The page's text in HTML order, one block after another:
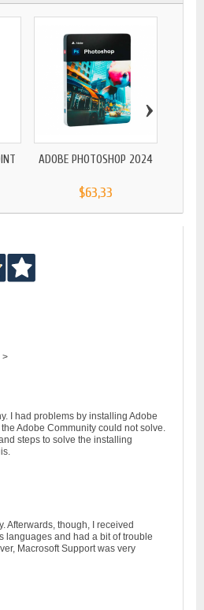
ADOBE PHOTOSHOP 2024
$63,33
›
>
I had problems by installing Adobe
Adobe Community could not solve.
steps to solve the installing
Afterwards, though, I received
languages and had a bit of trouble
Macrosoft Support was very